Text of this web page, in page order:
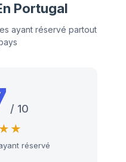
Portugal
ayant réservé partout
/ 10
réservé